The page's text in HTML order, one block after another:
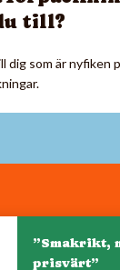
till?
dig som är nyfiken
”Smakrikt,
prisvärt”